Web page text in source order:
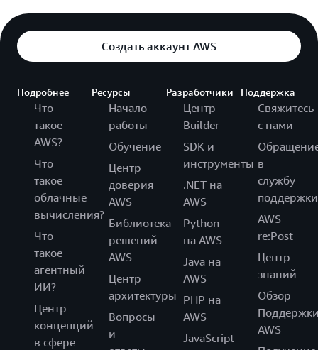
Создать аккаунт AWS
Подробнее
Что
такое
AWS?
Что
такое
облачные
вычисления?
Что
такое
агентный
ИИ?
Центр
концепций
в сфере
Ресурсы
Начало
работы
Обучение
Центр
доверия
AWS
Библиотека
решений
AWS
Центр
архитектуры
Вопросы
и
Разработчики
Центр
Builder
SDK и
инструменты
.NET на
AWS
Python
на AWS
Java на
AWS
PHP на
AWS
JavaScript
Поддержка
Свяжитесь
с нами
в
службу
поддержки
AWS
re:Post
Центр
знаний
Обзор
AWS